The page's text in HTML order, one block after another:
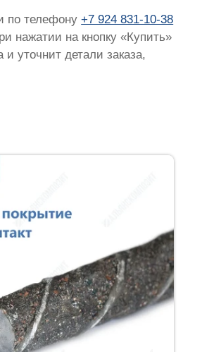
по телефону+7 924 831-10-38
нажатии на кнопку «Купить»
уточнит детали заказа,